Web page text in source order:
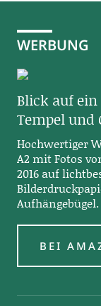
WERBUNG
Blick auf ein
Tempel und
Hochwertiger
A2 mit Fotos
2016 auf
Aufhängebügel.
BEI